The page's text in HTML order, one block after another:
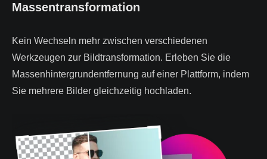
Massentransformation
Kein Wechseln mehr zwischen verschiedenen
Werkzeugen zur Bildtransformation. Erleben Sie die
Massenhintergrundentfernung auf einer Plattform, indem
Sie mehrere Bilder gleichzeitig hochladen.